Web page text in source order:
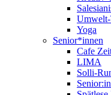
Umwelt-
Yoga
Senior*innen
Cafe
LIMA
Solli-